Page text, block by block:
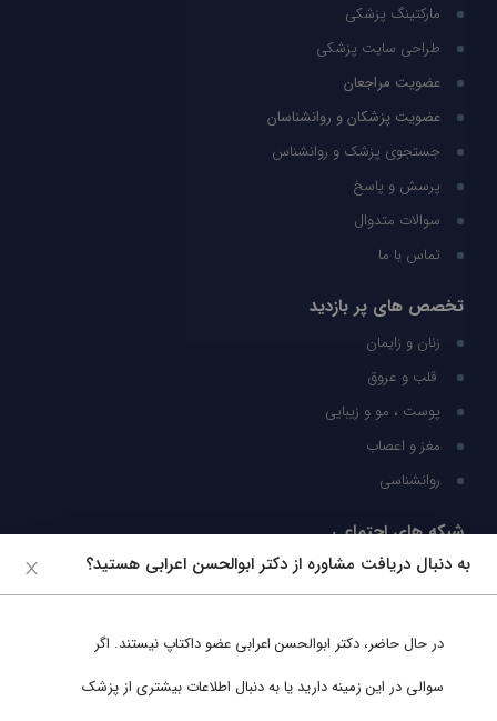
مارکتینگ پزشکی
طراحی سایت پزشکی
عضویت مراجعان
عضویت پزشکان و روانشناسان
جستجوی پزشک و روانشناس
پرسش و پاسخ
سوالات متدوال
تماس با ما
تخصص های پر بازدید
زنان و زایمان
قلب و عروق
پوست ، مو و زیبایی
مغز و اعصاب
روانشناسی
شبکه های اجتماعی
ما را در شبکه های اجتماعی دنبال کنید
به دنبال دریافت مشاوره از دکتر ابوالحسن اعرابی هستید؟
در حال حاضر، دکتر ابوالحسن اعرابی عضو داکتاپ نیستند. اگر
سوالی در این زمینه دارید یا به دنبال اطلاعات بیشتری از پزشک